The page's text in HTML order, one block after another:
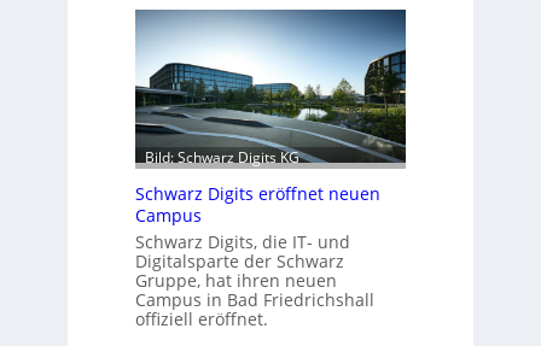
t
r
o
f
i
t
-
D
t
n
s
a
u
Bild: Schwarz Digits KG
Schwarz Digits eröffnet neuen
Campus
Schwarz Digits, die IT- und
Digitalsparte der Schwarz
Gruppe, hat ihren neuen
Campus in Bad Friedrichshall
offiziell eröffnet.